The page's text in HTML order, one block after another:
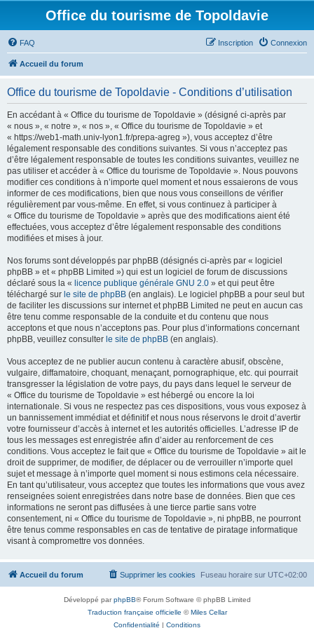
Office du tourisme de Topoldavie
FAQ Connexion
Inscription
Accueil du forum
Office du tourisme de Topoldavie - Conditions d’utilisation
En accédant à « Office du tourisme de Topoldavie » (désigné ci-après par
« nous », « notre », « nos », « Office du tourisme de Topoldavie » et
« https://web1-math.univ-lyon1.fr/prepa-agreg »), vous acceptez d’être
légalement responsable des conditions suivantes. Si vous n’acceptez pas
d’être légalement responsable de toutes les conditions suivantes, veuillez ne
pas utiliser et accéder à « Office du tourisme de Topoldavie ». Nous pouvons
modifier ces conditions à n’importe quel moment et nous essaierons de vous
informer de ces modifications, bien que nous vous conseillons de vérifier
régulièrement par vous-même. En effet, si vous continuez à participer à
« Office du tourisme de Topoldavie » après que des modifications aient été
effectuées, vous acceptez d’être légalement responsable des conditions
modifiées et mises à jour.
Nos forums sont développés par phpBB (désignés ci-après par « logiciel
phpBB » et « phpBB Limited ») qui est un logiciel de forum de discussions
déclaré sous la « licence publique générale GNU 2.0 » et qui peut être
téléchargé sur le site de phpBB (en anglais). Le logiciel phpBB a pour seul but
de faciliter les discussions sur internet et phpBB Limited ne peut en aucun cas
être tenu comme responsable de la conduite et du contenu que nous
acceptons et que nous n’acceptons pas. Pour plus d’informations concernant
phpBB, veuillez consulter le site de phpBB (en anglais).
Vous acceptez de ne publier aucun contenu à caractère abusif, obscène,
vulgaire, diffamatoire, choquant, menaçant, pornographique, etc. qui pourrait
transgresser la législation de votre pays, du pays dans lequel le serveur de
« Office du tourisme de Topoldavie » est hébergé ou encore la loi
internationale. Si vous ne respectez pas ces dispositions, vous vous exposez à
un bannissement immédiat et définitif et nous nous réservons le droit d’avertir
votre fournisseur d’accès à internet et les autorités officielles. L’adresse IP de
tous les messages est enregistrée afin d’aider au renforcement de ces
conditions. Vous acceptez le fait que « Office du tourisme de Topoldavie » ait le
droit de supprimer, de modifier, de déplacer ou de verrouiller n’importe quel
sujet et message à n’importe quel moment si nous estimons cela nécessaire.
En tant qu’utilisateur, vous acceptez que toutes les informations que vous avez
renseignées soient enregistrées dans notre base de données. Bien que ces
informations ne seront pas diffusées à une tierce partie sans votre
consentement, ni « Office du tourisme de Topoldavie », ni phpBB, ne pourront
être tenus comme responsables en cas de tentative de piratage informatique
visant à compromettre vos données.
Accueil du forum Fuseau horaire sur UTC+02:00
Supprimer les cookies
Développé parphpBB® Forum Software © phpBB Limited
Traduction française officielle ©Miles Cellar
Confidentialité | Conditions